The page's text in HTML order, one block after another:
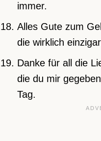
immer.
Alles Gute zum
die wirklich
Danke für all die
die du mir
Tag.